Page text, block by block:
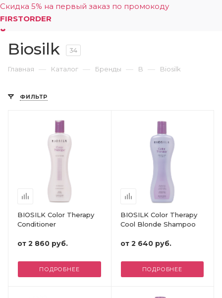
Скидка 5% на первый заказ по промокоду
FIRSTORDER
Biosilk 34
Главная — Каталог — Бренды — B — Biosilk
ФИЛЬТР
BIOSILK Color Therapy
Conditioner
от 2 860 руб.
ПОДРОБНЕЕ
BIOSILK Color Therapy
Cool Blonde Shampoo
от 2 640 руб.
ПОДРОБНЕЕ